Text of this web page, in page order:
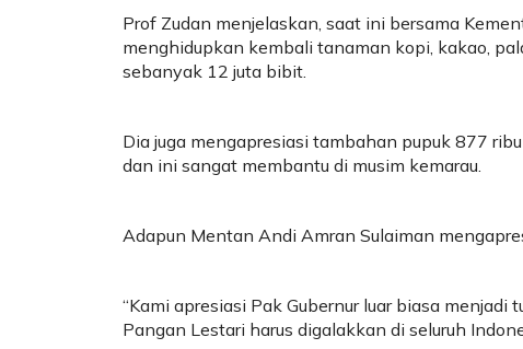
Prof Zudan menjelaskan, saat ini bersama
menghidupkan kembali tanaman kopi, kakao,
sebanyak 12 juta bibit.
Dia juga mengapresiasi tambahan pupuk 877
dan ini sangat membantu di musim kemarau.
Adapun Mentan Andi Amran Sulaiman
“Kami apresiasi Pak Gubernur luar biasa
Pangan Lestari harus digalakkan di seluruh